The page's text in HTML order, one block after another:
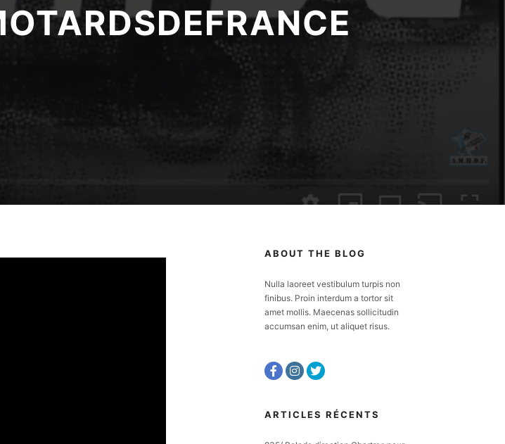
ABOUT THE BLOG
Nulla laoreet vestibulum turpis non
finibus. Proin interdum a tortor sit
amet mollis. Maecenas sollicitudin
accumsan enim, ut aliquet risus.
ARTICLES RÉCENTS